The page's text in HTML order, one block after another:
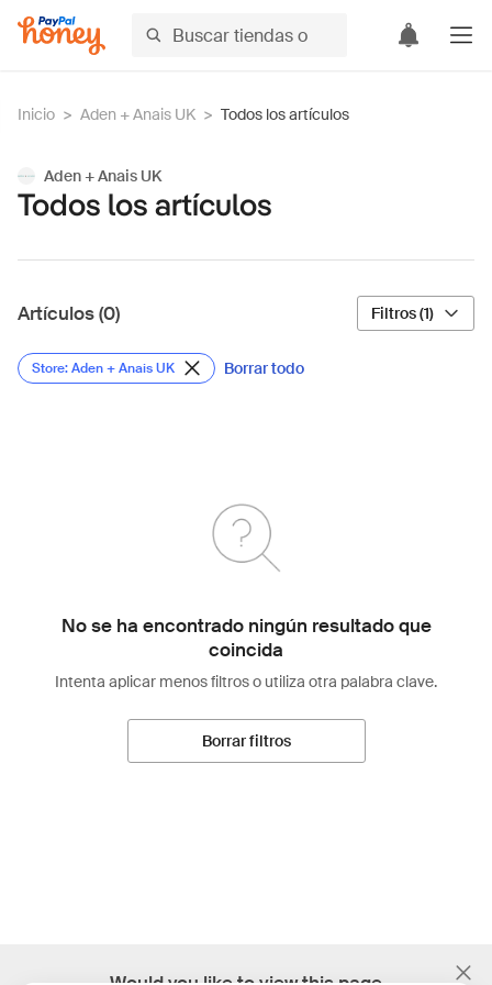
Inicio > Aden + Anais UK > Todos los artículos
Aden + Anais UK
Todos los artículos
Artículos (0) Filtros (1)
Store: Aden + Anais UK Borrar todo
No se ha encontrado ningún resultado que
coincida
Intenta aplicar menos filtros o utiliza otra palabra clave.
Borrar filtros